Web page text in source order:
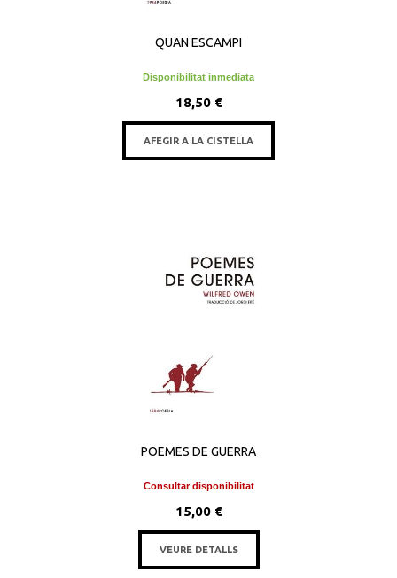
QUAN ESCAMPI
Disponibilitat inmediata
18,50 €
AFEGIR A LA CISTELLA
POEMES DE GUERRA
Consultar disponibilitat
15,00 €
VEURE DETALLS